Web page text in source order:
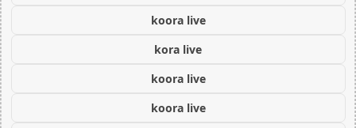
koora live
kora live
koora live
koora live